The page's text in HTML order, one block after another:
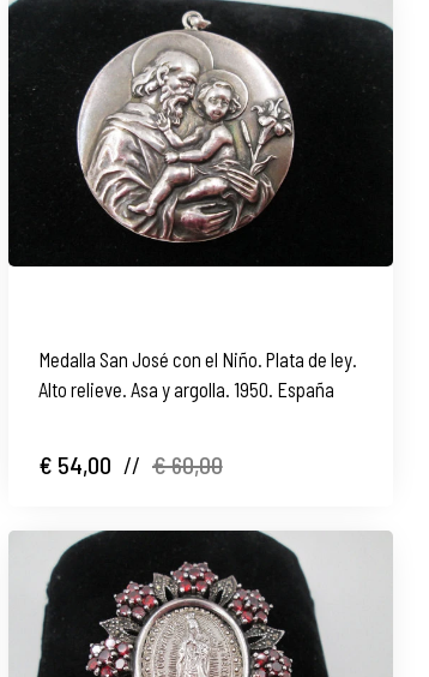
Medalla San José con el Niño. Plata de ley.
Alto relieve. Asa y argolla. 1950. España
€ 54,00 // € 60,00